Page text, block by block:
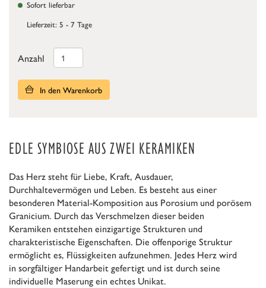
Sofort lieferbar
Lieferzeit: 5 - 7 Tage
Anzahl
In den Warenkorb
EDLE SYMBIOSE AUS ZWEI KERAMIKEN
Das Herz steht für Liebe, Kraft, Ausdauer,
Durchhaltevermögen und Leben. Es besteht aus einer
besonderen Material-Komposition aus Porosium und porösem
Granicium. Durch das Verschmelzen dieser beiden
Keramiken entstehen einzigartige Strukturen und
charakteristische Eigenschaften. Die offenporige Struktur
ermöglicht es, Flüssigkeiten aufzunehmen. Jedes Herz wird
in sorgfältiger Handarbeit gefertigt und ist durch seine
individuelle Maserung ein echtes Unikat.